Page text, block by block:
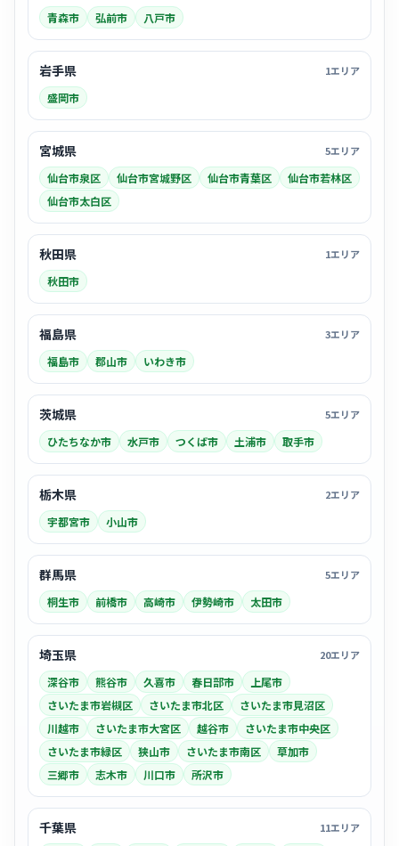
青森市 弘前市 八戸市
岩手県 1エリア
盛岡市
宮城県 5エリア
仙台市泉区 仙台市宮城野区 仙台市青葉区
仙台市若林区
仙台市太白区
秋田県 1エリア
秋田市
福島県 3エリア
福島市 郡山市 いわき市
茨城県 5エリア
ひたちなか市 水戸市 つくば市 土浦市 取手市
栃木県 2エリア
宇都宮市 小山市
群馬県 5エリア
桐生市 前橋市 高崎市 伊勢崎市 太田市
埼玉県 20エリア
深谷市 熊谷市 久喜市 春日部市
上尾市
さいたま市岩槻区
さいたま市北区
さいたま市見沼区
川越市
さいたま市大宮区 越谷市
さいたま市中央区
さいたま市緑区
狭山市 さいたま市南区
草加市
三郷市
志木市 川口市 所沢市
千葉県 11エリア